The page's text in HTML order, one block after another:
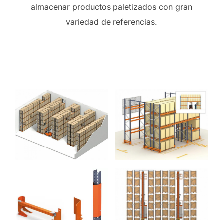
almacenar productos paletizados con gran
variedad de referencias.